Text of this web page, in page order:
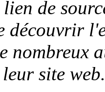
de
découvrir
nombreux
site